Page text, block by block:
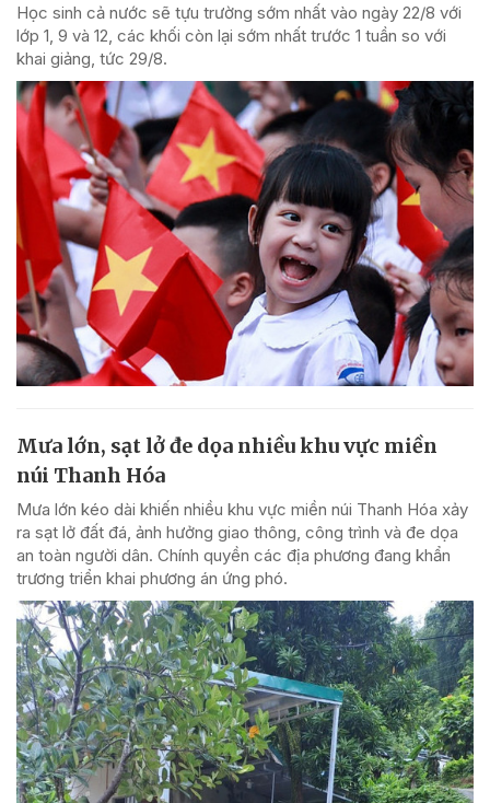
Học sinh cả nước sẽ tựu trường sớm nhất vào ngày 22/8 với
lớp 1, 9 và 12, các khối còn lại sớm nhất trước 1 tuần so với
khai giảng, tức 29/8.
Mưa lớn, sạt lở đe dọa nhiều khu vực miền
núi Thanh Hóa
Mưa lớn kéo dài khiến nhiều khu vực miền núi Thanh Hóa xảy
ra sạt lở đất đá, ảnh hưởng giao thông, công trình và đe dọa
an toàn người dân. Chính quyền các địa phương đang khẩn
trương triển khai phương án ứng phó.